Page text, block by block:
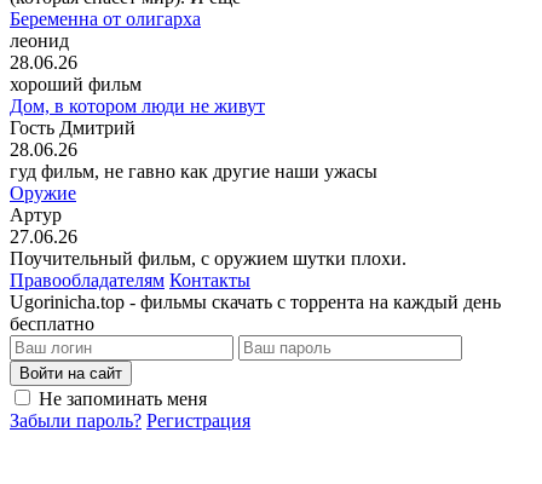
Беременна от олигарха
леонид
28.06.26
хороший фильм
Дом, в котором люди не живут
Гость Дмитрий
28.06.26
гуд фильм, не гавно как другие наши ужасы
Оружие
Артур
27.06.26
Поучительный фильм, с оружием шутки плохи.
Правообладателям Контакты
Ugorinicha.top - фильмы скачать с торрента на каждый день
бесплатно
Войти на сайт
Не запоминать меня
Забыли пароль? Регистрация